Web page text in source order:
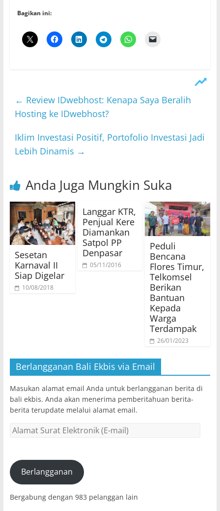
Bagikan ini:
← Review IDwebhost: Kenapa Saya Beralih
Hosting ke IDwebhost?
Iklim Investasi Positif, Portofolio Investasi Jadi
Lebih Dinamis →
Anda Juga Mungkin Suka
Sesetan
Karnaval II
Siap Digelar
10/08/2018
Langgar KTR,
Penjual Kere
Diamankan
Satpol PP
Denpasar
05/11/2016
Peduli
Bencana
Flores Timur,
Telkomsel
Berikan
Bantuan
Kepada
Warga
Terdampak
26/01/2023
Berlangganan Bali Ekbis via Email
Masukan alamat email Anda untuk berlangganan berita di
bali ekbis. Anda akan menerima pemberitahuan berita-
berita terupdate melalui alamat email.
Alamat
(E-
mail)Berlangganan
Bergabung dengan 983 pelanggan lain